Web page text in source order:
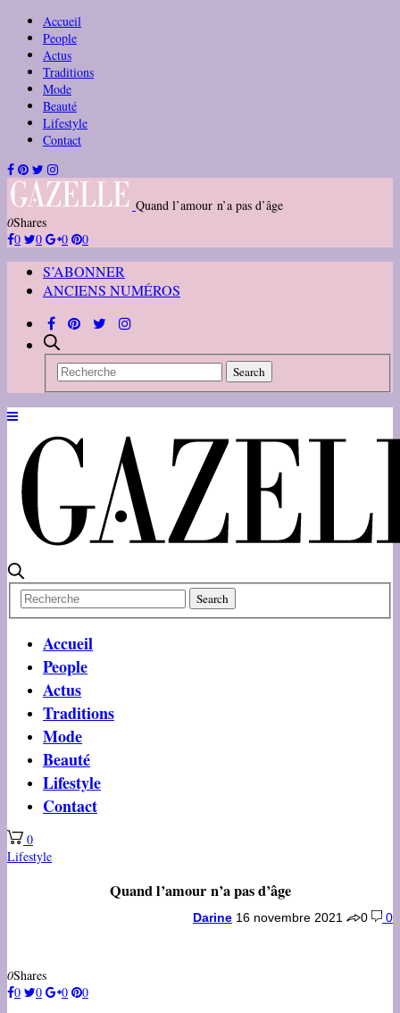
Accueil
People
Actus
Traditions
Mode
Beauté
Lifestyle
Contact
Quand l’amour n’a pas d’âge
0Shares
0
0 0 0
S’ABONNER
ANCIENS NUMÉROS
Accueil
People
Actus
Traditions
Mode
Beauté
Lifestyle
Contact
0
Lifestyle
Quand l’amour n’a pas d’âge
Darine 16 novembre 2021 0 0
0Shares
0
0 0 0